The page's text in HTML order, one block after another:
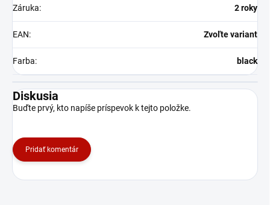
Záruka: 2 roky
EAN: Zvoľte variant
Farba: black
Diskusia
Buďte prvý, kto napíše príspevok k tejto položke.
Pridať komentár